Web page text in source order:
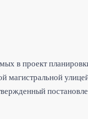
в проект
магистральной